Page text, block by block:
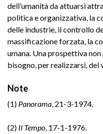
dell’umanità da attuarsi
politica e organizzativa, la
delle industrie, il controllo
massificazione forzata, la
umana. Una prospettiva
bisogno, per realizzarsi, del
Note
(1) Panorama , 21-3-1974.
(2) Il Tempo , 17-1-1976.